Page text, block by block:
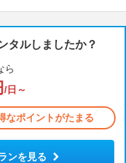
タルしましたか？
ら
/日～
なポイントがたまる
ンを見る